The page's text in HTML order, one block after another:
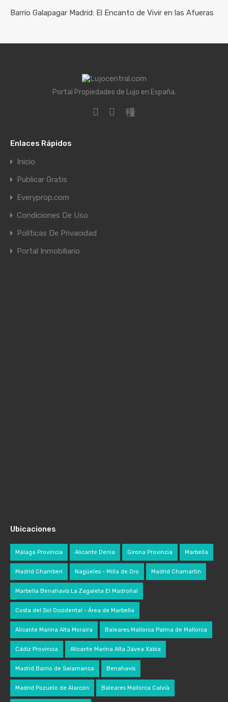
Barrio Galapagar Madrid: El Encanto de Vivir en las Afueras
Portal Propiedades de Lujo en España.
Enlaces Rápidos
Inicio
Publicar Gratis
Everyprop.com
Condiciones De Uso
Políticas De Privacidad
Portal Inmobiliario
Ubicaciones
Málaga Provincia Alicante Denia Girona Provincia Marbella
Madrid Chamberí Nagüeles - Milla de Oro Madrid Chamartin
Marbella Benahavís La Zagaleta El Madroñal
Costa del Sol Occidental - Área de Marbella
Alicante Marina Alta Moraira Baleares Mallorca Palma de Mallorca
Cádiz Provincia Alicante Marina Alta Jávea Xàbia
Madrid Barrio de Salamanca Benahavís
Madrid Pozuelo de Alarcón Baleares Mallorca Calvià